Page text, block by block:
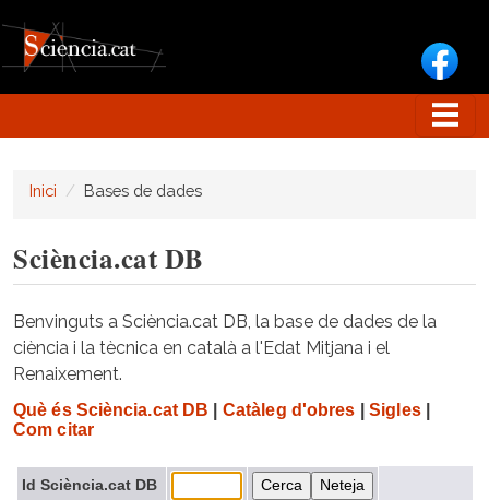
Inici Bases de dades
Sciència.cat DB
Benvinguts a Sciència.cat DB, la base de dades de la
ciència i la tècnica en català a l'Edat Mitjana i el
Renaixement.
Què és Sciència.cat DB Catàleg d'obres Sigles|
Com citar
Id Sciència.cat DB